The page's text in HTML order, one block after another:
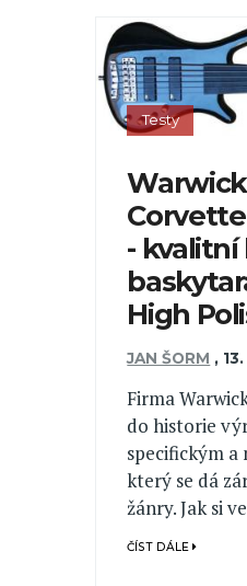
Testy
- kvalitní
High
JAN ŠORM ,
Firma
do historie
specifickým
který se dá
žánry. Jak si
ČÍST DÁLE